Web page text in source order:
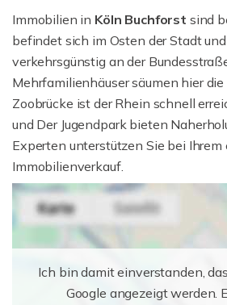
Immobilien in Köln Buchforst sind
befindet sich im Osten der Stadt
verkehrsgünstig an der
Mehrfamilienhäuser säumen hier
Zoobrücke ist der Rhein schnell
und Der Jugendpark bieten
Experten unterstützen Sie bei Ihrem
Immobilienverkauf.
Ich bin damit einverstanden,
Google angezeigt werden.